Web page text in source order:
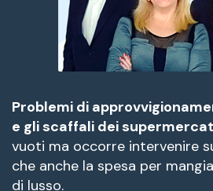
Problemi di
e gli scaffali dei
vuoti ma occorre intervenire
che anche la spesa per
di lusso.